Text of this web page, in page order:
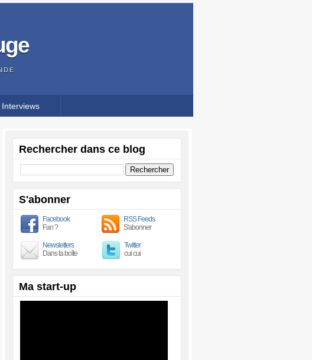
Interviews
Rechercher dans ce blog
S'abonner
Facebook
Fan ?
RSS Feeds
S'abonner
Newsletters
Dans ta boîte
Twitter
cui cui
Ma start-up